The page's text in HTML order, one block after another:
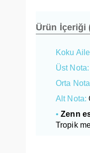
Ürün İçeriği
Koku
Üst Nota:
Orta
Alt Nota:
• Zenn
Tropik